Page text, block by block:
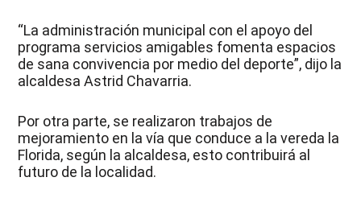
“La administración municipal con el apoyo del
programa servicios amigables fomenta espacios
de sana convivencia por medio del deporte”, dijo la
alcaldesa Astrid Chavarria.
Por otra parte, se realizaron trabajos de
mejoramiento en la vía que conduce a la vereda la
Florida, según la alcaldesa, esto contribuirá al
futuro de la localidad.